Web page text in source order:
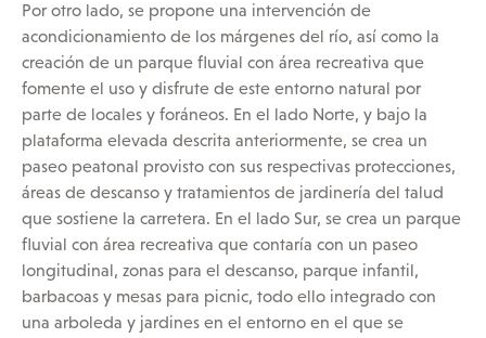
Por otro lado, se propone una intervención de
acondicionamiento de los márgenes del río, así como la
creación de un parque fluvial con área recreativa que
fomente el uso y disfrute de este entorno natural por
parte de locales y foráneos. En el lado Norte, y bajo la
plataforma elevada descrita anteriormente, se crea un
paseo peatonal provisto con sus respectivas protecciones,
áreas de descanso y tratamientos de jardinería del talud
que sostiene la carretera. En el lado Sur, se crea un parque
fluvial con área recreativa que contaría con un paseo
longitudinal, zonas para el descanso, parque infantil,
barbacoas y mesas para picnic, todo ello integrado con
una arboleda y jardines en el entorno en el que se